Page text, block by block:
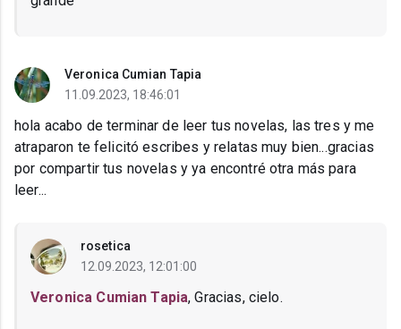
Veronica Cumian Tapia
11.09.2023, 18:46:01
hola acabo de terminar de leer tus novelas, las tres y me
atraparon te felicitó escribes y relatas muy bien...gracias
por compartir tus novelas y ya encontré otra más para
leer...
rosetica
12.09.2023, 12:01:00
Veronica Cumian Tapia, Gracias, cielo.